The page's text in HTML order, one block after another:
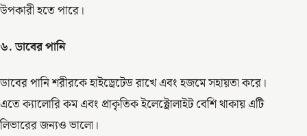
উপকারী হতে পারে।
৬. ডাবের পানি
ডাবের পানি শরীরকে হাইড্রেটেড রাখে এবং হজমে সহায়তা করে।
এতে ক্যালোরি কম এবং প্রাকৃতিক ইলেক্ট্রোলাইট বেশি থাকায় এটি
লিভারের জন্যও ভালো।